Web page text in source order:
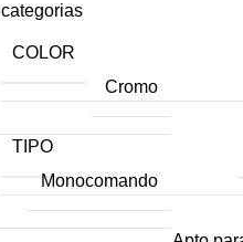
Cromo
Monocomando
categorias
COLOR
TIPO